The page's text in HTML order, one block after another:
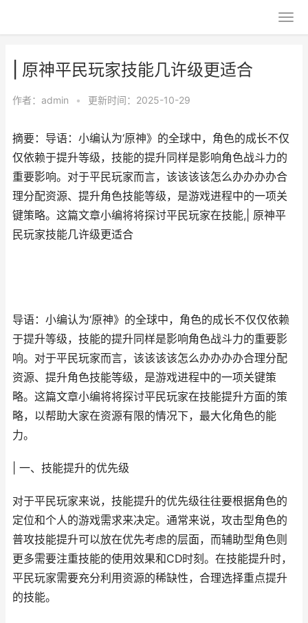
| 原神平民玩家技能几许级更适合
作者： admin • 更新时间：2025-10-29
摘要：导语：小编认为‘原神》的全球中，角色的成长不仅
仅依赖于提升等级，技能的提升同样是影响角色战斗力的
重要影响。对于平民玩家而言，该该该该怎么办办办办合
理分配资源、提升角色技能等级，是游戏进程中的一项关
键策略。这篇文章小编将将探讨平民玩家在技能,| 原神平
民玩家技能几许级更适合
导语：小编认为‘原神》的全球中，角色的成长不仅仅依赖
于提升等级，技能的提升同样是影响角色战斗力的重要影
响。对于平民玩家而言，该该该该怎么办办办办合理分配
资源、提升角色技能等级，是游戏进程中的一项关键策
略。这篇文章小编将将探讨平民玩家在技能提升方面的策
略，以帮助大家在资源有限的情况下，最大化角色的能
力。
| 一、技能提升的优先级
对于平民玩家来说，技能提升的优先级往往要根据角色的
定位和个人的游戏需求来决定。通常来说，攻击型角色的
普攻技能提升可以放在优先考虑的层面，而辅助型角色则
更多需要注重技能的使用效果和CD时刻。在技能提升时，
平民玩家需要充分利用资源的稀缺性，合理选择重点提升
的技能。